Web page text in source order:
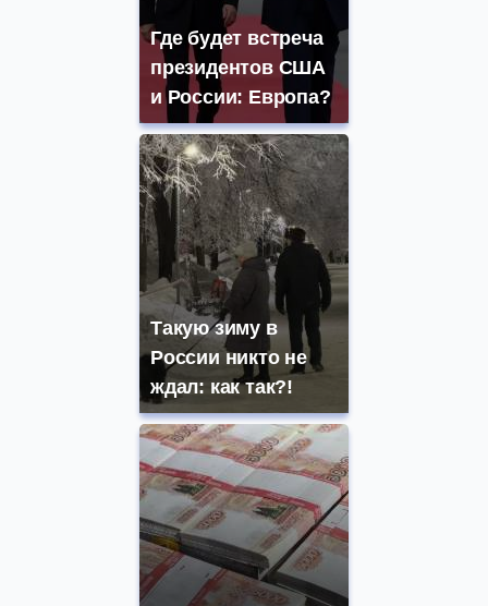
Где будет встреча
президентов США
и России: Европа?
Такую зиму в
России никто не
ждал: как так?!